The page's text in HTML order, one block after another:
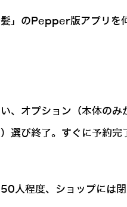
」のPepper版アプリを
、オプション（本体の
選び終了。すぐに予約
人程度、ショップには